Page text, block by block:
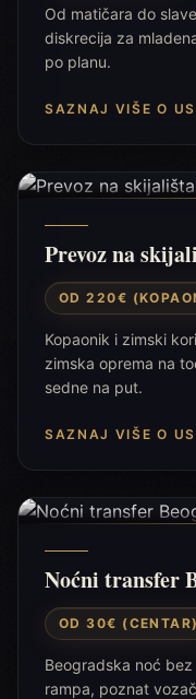
Od matičara do
diskrecija za
po planu.
SAZNAJ VIŠE O
Prevoz na
OD 220€
Kopaonik i zimski
zimska oprema na
sedne na put.
SAZNAJ VIŠE O
Noćni transfer
OD 30€ (CENTAR)
Beogradska noć
rampa, poznat